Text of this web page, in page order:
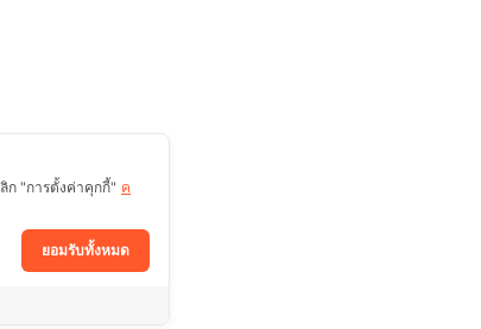
ก "การตั้งค่าคุกกี้" ค
ยอมรับทั้งหมด